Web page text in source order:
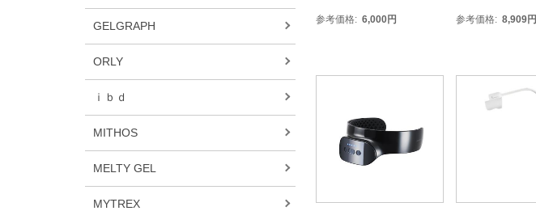
GELGRAPH
ORLY
ｉｂｄ
MITHOS
MELTY GEL
MYTREX
参考価格 6,000円 参考価格 8,909円